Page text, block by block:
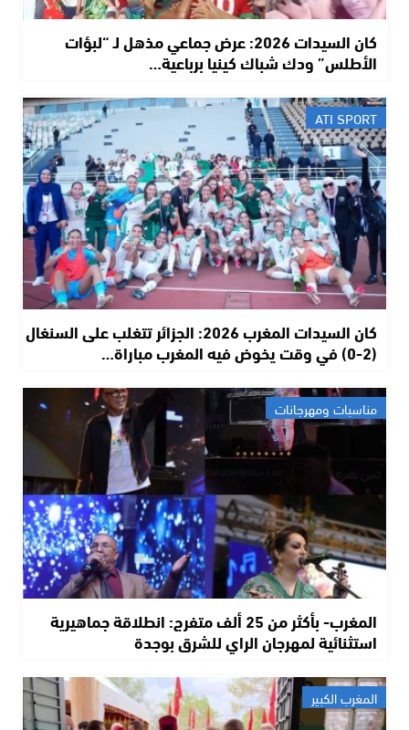
كان السيدات 2026: عرض جماعي مذهل لـ “لبؤات
الأطلس” ودك شباك كينيا برباعية…
ATI SPORT
كان السيدات المغرب 2026: الجزائر تتغلب على السنغال
(2-0) في وقت يخوض فيه المغرب مباراة…
مناسبات ومهرجانات
المغرب- بأكثر من 25 ألف متفرج: انطلاقة جماهيرية
استثنائية لمهرجان الراي للشرق بوجدة
المغرب الكبير